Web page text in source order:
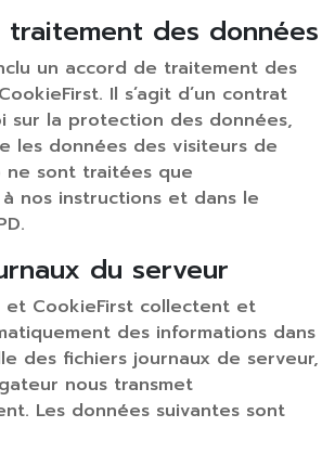
des données
un accord de traitement des
Il s’agit d’un contrat
sur la protection des données,
les données des visiteurs de
ne sont traitées que
nos instructions et dans le
du serveur
CookieFirst collectent et
des informations dans
des fichiers journaux de serveur,
nous transmet
Les données suivantes sont